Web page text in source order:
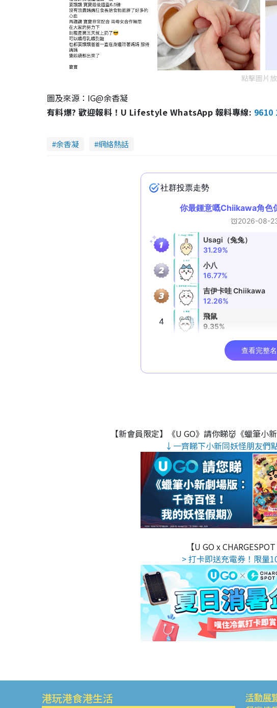
點擊圖片
圖及來源：IG@余香凝
有料爆? 歡迎報料！U Lifestyle WhatsApp 報料專線: 9610
余香凝 網絡熱話
【新會員限定】《U GO》請你睇👹《蠟筆小
↓一齊睇下小新同妖怪朋友們
【U GO x
> 打卡即送充電券！限量
港玩港食港生活 活動展